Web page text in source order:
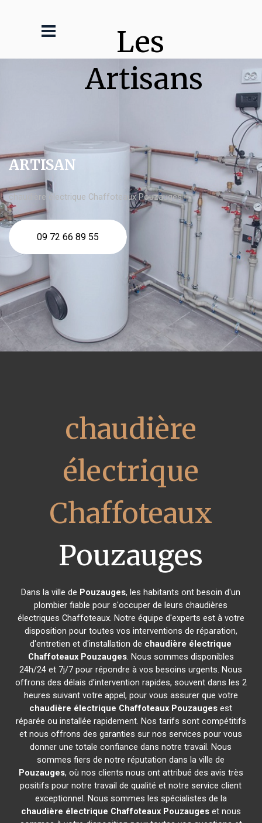
Les
Artisans
ARTISAN
chaudière électrique Chaffoteaux Pouzauges
09 72 66 89 55
chaudière
électrique
Chaffoteaux
Pouzauges
Dans la ville de Pouzauges, les habitants ont besoin d'un
plombier fiable pour s'occuper de leurs chaudières
électriques Chaffoteaux. Notre équipe d'experts est à votre
disposition pour toutes vos interventions de réparation,
d'entretien et d'installation de chaudière électrique
Chaffoteaux Pouzauges. Nous sommes disponibles
24h/24 et 7j/7 pour répondre à vos besoins urgents. Nous
offrons des délais d'intervention rapides, souvent dans les 2
heures suivant votre appel, pour vous assurer que votre
chaudière électrique Chaffoteaux Pouzauges est
réparée ou installée rapidement. Nos tarifs sont compétitifs
et nous offrons des garanties sur nos services pour vous
donner une totale confiance dans notre travail. Nous
sommes fiers de notre réputation dans la ville de
Pouzauges, où nos clients nous ont attribué des avis très
positifs pour notre travail de qualité et notre service client
exceptionnel. Nous sommes les spécialistes de la
chaudière électrique Chaffoteaux Pouzaugeset nous